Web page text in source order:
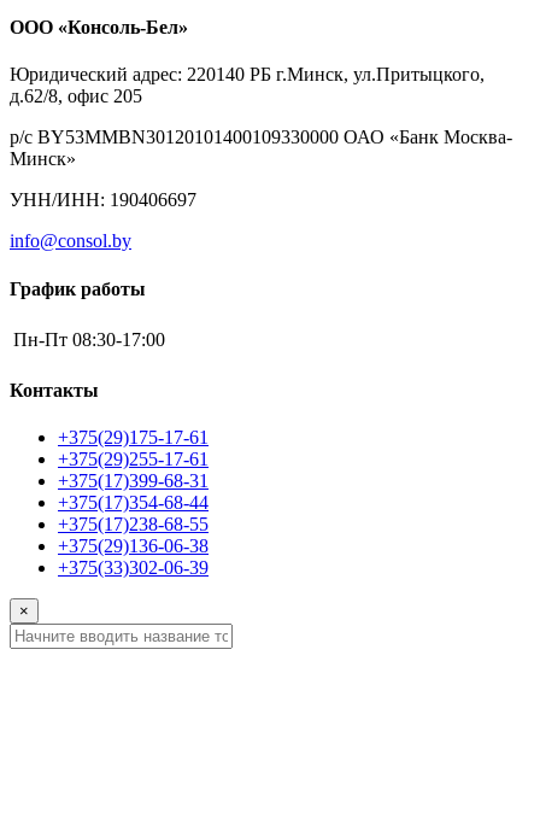
ООО «Консоль-Бел»
Юридический адрес: 220140 РБ г.Минск, ул.Притыцкого,
д.62/8, офис 205
р/с BY53MMBN30120101400109330000 ОАО «Банк Москва-
Минск»
УНН/ИНН: 190406697
info@consol.by
График работы
Пн-Пт 08:30-17:00
Контакты
+375(29)175-17-61
+375(29)255-17-61
+375(17)399-68-31
+375(17)354-68-44
+375(17)238-68-55
+375(29)136-06-38
+375(33)302-06-39
×